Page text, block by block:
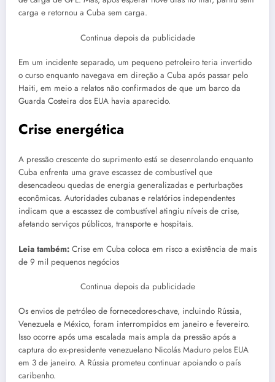
carga e retornou a Cuba sem carga.
Continua depois da publicidade
Em um incidente separado, um pequeno petroleiro teria invertido
o curso enquanto navegava em direção a Cuba após passar pelo
Haiti, em meio a relatos não confirmados de que um barco da
Guarda Costeira dos EUA havia aparecido.
Crise energética
A pressão crescente do suprimento está se desenrolando enquanto
Cuba enfrenta uma grave escassez de combustível que
desencadeou quedas de energia generalizadas e perturbações
econômicas. Autoridades cubanas e relatórios independentes
indicam que a escassez de combustível atingiu níveis de crise,
afetando serviços públicos, transporte e hospitais.
Leia também: Crise em Cuba coloca em risco a existência de mais
de 9 mil pequenos negócios
Continua depois da publicidade
Os envios de petróleo de fornecedores-chave, incluindo Rússia,
Venezuela e México, foram interrompidos em janeiro e fevereiro.
Isso ocorre após uma escalada mais ampla da pressão após a
captura do ex-presidente venezuelano Nicolás Maduro pelos EUA
em 3 de janeiro. A Rússia prometeu continuar apoiando o país
caribenho.